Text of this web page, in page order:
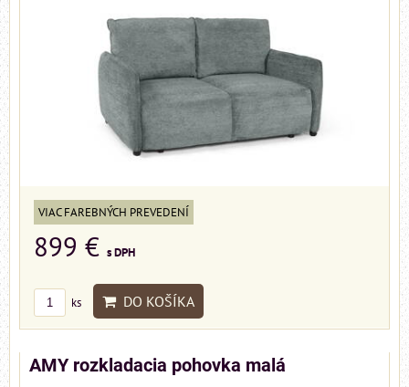
VIAC FAREBNÝCH PREVEDENÍ
899 € s DPH
ks DO KOŠÍKA
AMY rozkladacia pohovka malá